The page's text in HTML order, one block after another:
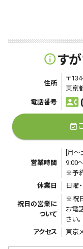
info_outlineす
住所
〒
東京
電話番号
contact_phone
event_available
営業時間
[月～
9:00
※予
休業日
日曜
祝日の営業に
ついて
※祝
お電
さい。
アクセス
東京